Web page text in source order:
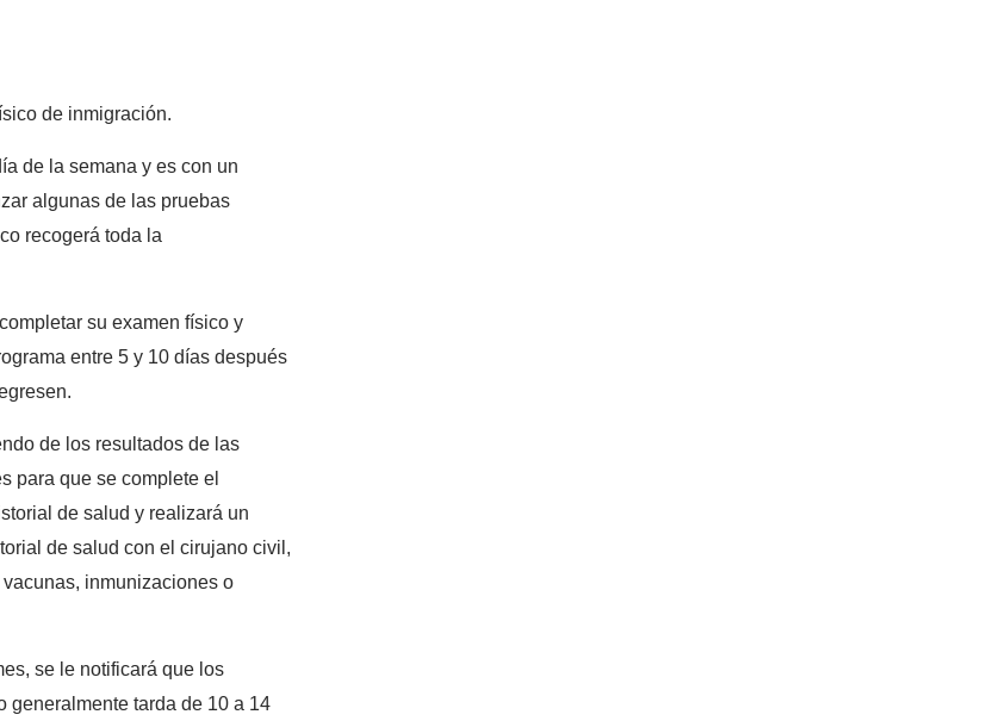
de inmigración.
de la semana y es con un
algunas de las pruebas
recogerá toda la
su examen físico y
entre 5 y 10 días después
de los resultados de las
para que se complete el
de salud y realizará un
de salud con el cirujano civil,
inmunizaciones o
se le notificará que los
generalmente tarda de 10 a 14